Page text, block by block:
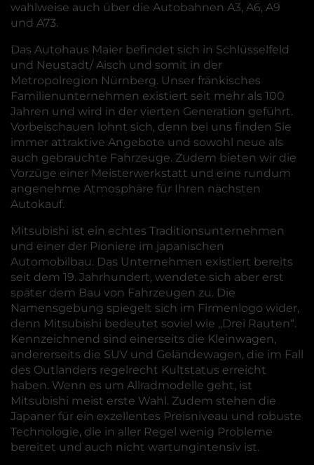
wahlweise auch über die Autobahnen A3, A6, A9
und A73.
Das Autohaus Maier befindet sich in Schlüsselfeld
und Neustadt/ Aisch und somit in der
Metropolregion Nürnberg. Unser fränkisches
Familienunternehmen existiert seit mehr als 100
Jahren und wird in der vierten Generation geführt.
Vorbeischauen lohnt sich, denn bei uns finden Sie
immer attraktive Angebote und sowohl neue als
auch gebrauchte Fahrzeuge. Zudem bieten wir die
Vorzüge einer Meisterwerkstatt und eine rundum
angenehme Atmosphäre für Ihren nächsten
Autokauf.
Mitsubishi ist ein echtes Traditionsunternehmen
und einer der Pioniere im japanischen
Automobilbau. Das Unternehmen existiert bereits
seit dem 19. Jahrhundert, wendete sich aber erst
später dem Bau von Fahrzeugen zu. Die
Namensgebung spiegelt sich im Firmenlogo wider,
denn Mitsubishi bedeutet soviel wie „Drei Rauten“.
Kennzeichnend sind einerseits die Kleinwagen,
andererseits die SUV und Geländewagen, die im Fall
des Outlanders regelrecht Kultstatus erreicht
haben. Wenn es um Allradmodelle geht, ist
Mitsubishi meist erste Wahl. Zudem stehen die
Japaner für ein exzellentes Preisniveau und robuste
Technologie, die in aller Regel wenig Probleme
bereitet und auch nicht wartungintensiv ist.